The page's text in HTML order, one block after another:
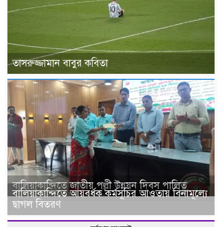
তাসরুজ্জামান বাবুর কবিতা
বালিয়াকান্দিতে জাতীয় পল্লী উন্নয়ন দিবস পালিত
বালিয়াকান্দিতে আয়বর্ধক কর্মসূচির আওতায় বিনামূল্যে
ছাগল বিতরণ